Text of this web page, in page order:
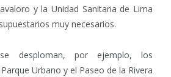
y la Unidad Sanitaria de Lima
muy necesarios.
desploman, por ejemplo, los
Urbano y el Paseo de la Rivera